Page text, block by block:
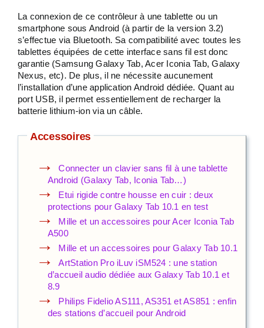
La connexion de ce contrôleur à une tablette ou un
smartphone sous Android (à partir de la version 3.2)
s’effectue via Bluetooth. Sa compatibilité avec toutes les
tablettes équipées de cette interface sans fil est donc
garantie (Samsung Galaxy Tab, Acer Iconia Tab, Galaxy
Nexus, etc). De plus, il ne nécessite aucunement
l’installation d’une application Android dédiée. Quant au
port USB, il permet essentiellement de recharger la
batterie lithium-ion via un câble.
Accessoires
Connecter un clavier sans fil à une tablette
Android (Galaxy Tab, Iconia Tab…)
Etui rigide contre housse en cuir : deux
protections pour Galaxy Tab 10.1 en test
Mille et un accessoires pour Acer Iconia Tab
A500
Mille et un accessoires pour Galaxy Tab 10.1
ArtStation Pro iLuv iSM524 : une station
d’accueil audio dédiée aux Galaxy Tab 10.1 et
8.9
Philips Fidelio AS111, AS351 et AS851 : enfin
des stations d’accueil pour Android